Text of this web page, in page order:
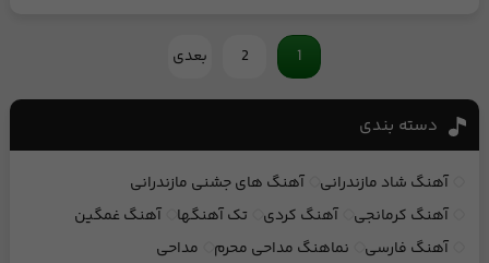
1
2 بعدی
دسته بندی
آهنگ شاد مازندرانی
آهنگ های جشنی مازندرانی
آهنگ کرمانجی
آهنگ کردی تک آهنگها
آهنگ غمگین
آهنگ فارسی
نماهنگ مداحی محرم مداحی